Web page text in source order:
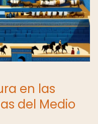
en las
del Medio